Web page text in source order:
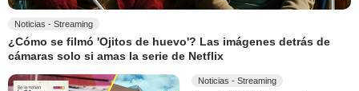
Noticias - Streaming
¿Cómo se filmó 'Ojitos de huevo'? Las imágenes detrás de
cámaras solo si amas la serie de Netflix
Noticias - Streaming